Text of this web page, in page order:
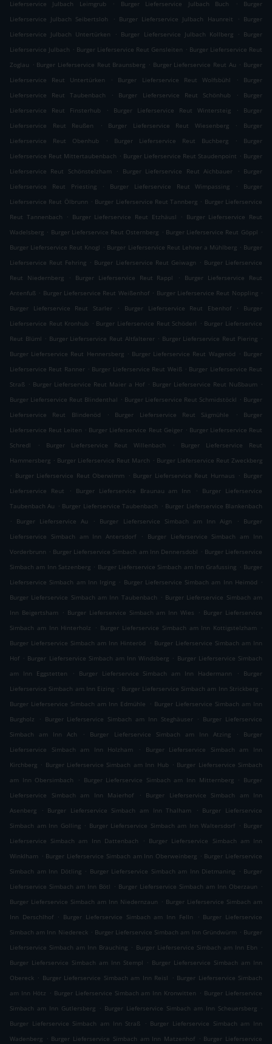
Lieferservice Julbach Leimgrub . Burger Lieferservice Julbach Buch .
Burger
Lieferservice Julbach Seibertsloh
. Burger Lieferservice Julbach Haunreit . Burger
Lieferservice Julbach Untertürken
. Burger Lieferservice Julbach Kollberg . Burger
Lieferservice Julbach . Burger Lieferservice Reut Gensleiten . Burger Lieferservice Reut
Zoglau . Burger Lieferservice Reut Braunsberg . Burger Lieferservice Reut Au . Burger
Lieferservice Reut Untertürken
. Burger Lieferservice Reut Wolfsbühl .
Burger
Lieferservice Reut Taubenbach
. Burger Lieferservice Reut Schönhub .
Burger
Lieferservice Reut Finsterhub
. Burger Lieferservice Reut Wintersteig .
Burger
Lieferservice Reut Reußen
. Burger Lieferservice Reut Wiesenberg .
Burger
Lieferservice Reut Obenhub
. Burger Lieferservice Reut Buchberg .
Burger
Lieferservice Reut Mittertaubenbach . Burger Lieferservice Reut Staudenpoint . Burger
Lieferservice Reut Schönstelzham
. Burger Lieferservice Reut Aichbauer . Burger
Lieferservice Reut Priesting
. Burger Lieferservice Reut Wimpassing .
Burger
Lieferservice Reut Ölbrunn . Burger Lieferservice Reut Tannberg . Burger Lieferservice
Reut Tannenbach
. Burger Lieferservice Reut Etzhäusl . Burger Lieferservice Reut
Wadelsberg . Burger Lieferservice Reut Osternberg . Burger Lieferservice Reut Göppl .
Burger Lieferservice Reut Knogl . Burger Lieferservice Reut Lehner a Mühlberg . Burger
Lieferservice Reut Fehring . Burger Lieferservice Reut Geiwagn . Burger Lieferservice
Reut Niedernberg
. Burger Lieferservice Reut Rappl .
Burger Lieferservice Reut
Antenfuß . Burger Lieferservice Reut Weißenhof . Burger Lieferservice Reut Noppling .
Burger Lieferservice Reut Starler
. Burger Lieferservice Reut Ebenhof .
Burger
Lieferservice Reut Kronhub . Burger Lieferservice Reut Schöderl . Burger Lieferservice
Reut Blüml . Burger Lieferservice Reut Altfalterer . Burger Lieferservice Reut Piering .
Burger Lieferservice Reut Hennersberg . Burger Lieferservice Reut Wagenöd . Burger
Lieferservice Reut Ranner . Burger Lieferservice Reut Weiß . Burger Lieferservice Reut
Straß . Burger Lieferservice Reut Maier a Hof . Burger Lieferservice Reut Nußbaum .
Burger Lieferservice Reut Blindenthal . Burger Lieferservice Reut Schmidstöckl . Burger
Lieferservice Reut Blindenöd
. Burger Lieferservice Reut Sägmühle .
Burger
Lieferservice Reut Leiten . Burger Lieferservice Reut Geiger . Burger Lieferservice Reut
Schredl
. Burger Lieferservice Reut Willenbach .
Burger Lieferservice Reut
Hammersberg . Burger Lieferservice Reut March . Burger Lieferservice Reut Zweckberg
. Burger Lieferservice Reut Oberwimm . Burger Lieferservice Reut Hurnaus . Burger
Lieferservice Reut
. Burger Lieferservice Braunau am Inn .
Burger Lieferservice
Taubenbach Au . Burger Lieferservice Taubenbach . Burger Lieferservice Blankenbach
.
Burger Lieferservice Au . Burger Lieferservice Simbach am Inn Aign .
Burger
Lieferservice Simbach am Inn Antersdorf
.
Burger Lieferservice Simbach am Inn
Vorderbrunn . Burger Lieferservice Simbach am Inn Dennersdobl . Burger Lieferservice
Simbach am Inn Satzenberg . Burger Lieferservice Simbach am Inn Grafussing . Burger
Lieferservice Simbach am Inn Irging . Burger Lieferservice Simbach am Inn Heimöd .
Burger Lieferservice Simbach am Inn Taubenbach . Burger Lieferservice Simbach am
Inn Beigertsham
. Burger Lieferservice Simbach am Inn Wies . Burger Lieferservice
Simbach am Inn Hinterholz
. Burger Lieferservice Simbach am Inn Kottigstelzham
.
Burger Lieferservice Simbach am Inn Hinteröd
. Burger Lieferservice Simbach am Inn
Hof . Burger Lieferservice Simbach am Inn Windsberg . Burger Lieferservice Simbach
am Inn Eggstetten
. Burger Lieferservice Simbach am Inn Hadermann .
Burger
Lieferservice Simbach am Inn Eizing . Burger Lieferservice Simbach am Inn Strickberg .
Burger Lieferservice Simbach am Inn Edmühle
. Burger Lieferservice Simbach am Inn
Burgholz
. Burger Lieferservice Simbach am Inn Steghäuser . Burger Lieferservice
Simbach am Inn Ach
. Burger Lieferservice Simbach am Inn Atzing .
Burger
Lieferservice Simbach am Inn Holzham
.
Burger Lieferservice Simbach am Inn
Kirchberg . Burger Lieferservice Simbach am Inn Hub . Burger Lieferservice Simbach
am Inn Obersimbach
. Burger Lieferservice Simbach am Inn Mitternberg . Burger
Lieferservice Simbach am Inn Maierhof
.
Burger Lieferservice Simbach am Inn
Asenberg
. Burger Lieferservice Simbach am Inn Thalham . Burger Lieferservice
Simbach am Inn Golling . Burger Lieferservice Simbach am Inn Waltersdorf . Burger
Lieferservice Simbach am Inn Dattenbach
. Burger Lieferservice Simbach am Inn
Winklham . Burger Lieferservice Simbach am Inn Oberweinberg . Burger Lieferservice
Simbach am Inn Dötling . Burger Lieferservice Simbach am Inn Dietmaning . Burger
Lieferservice Simbach am Inn Bötl . Burger Lieferservice Simbach am Inn Oberzaun .
Burger Lieferservice Simbach am Inn Niedernzaun . Burger Lieferservice Simbach am
Inn Derschlhof . Burger Lieferservice Simbach am Inn Felln . Burger Lieferservice
Simbach am Inn Niedereck . Burger Lieferservice Simbach am Inn Gründwürm . Burger
Lieferservice Simbach am Inn Brauching . Burger Lieferservice Simbach am Inn Ebn .
Burger Lieferservice Simbach am Inn Stempl . Burger Lieferservice Simbach am Inn
Obereck . Burger Lieferservice Simbach am Inn Reisl . Burger Lieferservice Simbach
am Inn Hötz . Burger Lieferservice Simbach am Inn Kronwitten . Burger Lieferservice
Simbach am Inn Gutlersberg . Burger Lieferservice Simbach am Inn Scheuersberg .
Burger Lieferservice Simbach am Inn Straß
. Burger Lieferservice Simbach am Inn
Wadenberg . Burger Lieferservice Simbach am Inn Matzenhof . Burger Lieferservice